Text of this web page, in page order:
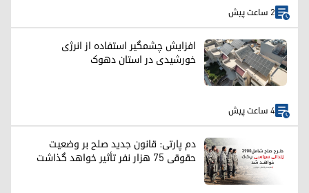
2 ساعت پیش
افزایش چشمگیر استفاده از انرژی
خورشیدی در استان دهوک
4 ساعت پیش
دم پارتی: قانون جدید صلح بر وضعیت
حقوقی ۷۵ هزار نفر تأثیر خواهد گذاشت